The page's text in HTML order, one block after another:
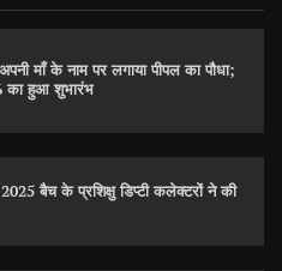
माँ के नाम पर लगाया पीपल का पौधा;
का हुआ शुभारंभ
बैच के प्रशिक्षु डिप्टी कलेक्टरों ने की